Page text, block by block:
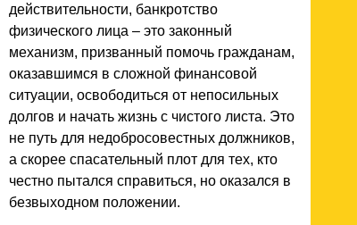
действительности, банкротство
физического лица – это законный
механизм, призванный помочь гражданам,
оказавшимся в сложной финансовой
ситуации, освободиться от непосильных
долгов и начать жизнь с чистого листа. Это
не путь для недобросовестных должников,
а скорее спасательный плот для тех, кто
честно пытался справиться, но оказался в
безвыходном положении.